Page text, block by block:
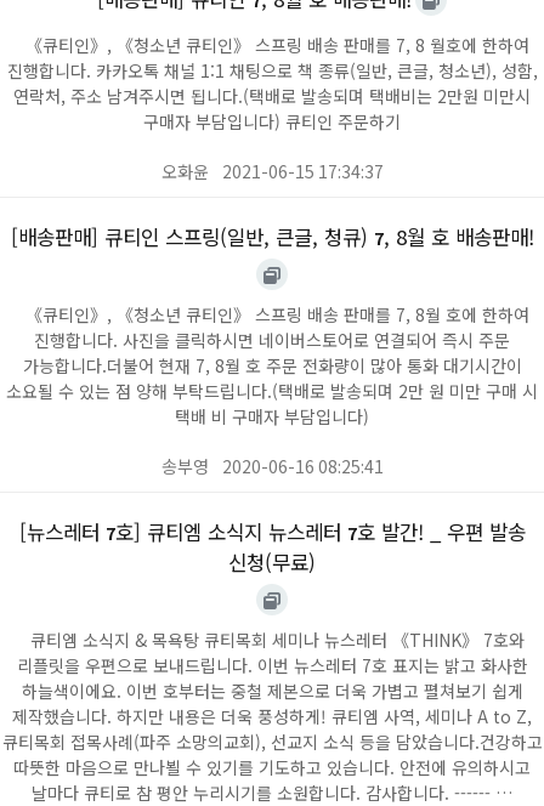
《큐티인》, 《청소년 큐티인》 스프링 배송 판매를 7, 8 월호에 한하여
진행합니다. 카카오톡 채널 1:1 채팅으로 책 종류(일반, 큰글, 청소년), 성함,
연락처, 주소 남겨주시면 됩니다. ​(택배로 발송되며 택배비는 2만원 미만시
구매자 부담입니다) 큐티인 주문하기
오화윤 2021-06-15 17:34:37
[배송판매] 큐티인 스프링(일반, 큰글, 청큐) 7, 8월 호 배송판매!
《큐티인》, 《청소년 큐티인》 스프링 배송 판매를 7, 8월 호에 한하여
진행합니다. 사진을 클릭하시면 네이버스토어로 연결되어 즉시 주문
가능합니다. ​ 더불어 현재 7, 8월 호 주문 전화량이 많아 통화 대기시간이
소요될 수 있는 점 양해 부탁드립니다. ​ (택배로 발송되며 2만 원 미만 구매 시
택배 비 구매자 부담입니다)
송부영 2020-06-16 08:25:41
[뉴스레터 7호] 큐티엠 소식지 뉴스레터 7호 발간! _ 우편 발송
신청(무료)
큐티엠 소식지 & 목욕탕 큐티목회 세미나 뉴스레터 《THINK》 7호와
리플릿을 우편으로 보내드립니다. 이번 뉴스레터 7호 표지는 밝고 화사한
하늘색이에요. 이번 호부터는 중철 제본으로 더욱 가볍고 펼쳐보기 쉽게
제작했습니다. 하지만 내용은 더욱 풍성하게! 큐티엠 사역, 세미나 A to Z,
큐티목회 접목사례(파주 소망의교회), 선교지 소식 등을 담았습니다. ​ 건강하고
따뜻한 마음으로 만나뵐 수 있기를 기도하고 있습니다. 안전에 유의하시고
날마다 큐티로 참 평안 누리시기를 소원합니다. 감사합니다. ------ …